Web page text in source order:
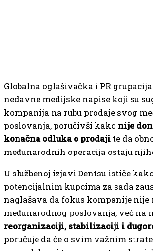
Globalna oglašivačka i PR grupacija
nedavne medijske napise koji su
kompanija na rubu prodaje svog
poslovanja, poručivši kako nije
konačna odluka o prodaji te da
međunarodnih operacija ostaju
U službenoj izjavi Dentsu ističe
potencijalnim kupcima za sada
naglašava da fokus kompanije nije
međunarodnog poslovanja, već na
reorganizaciji, stabilizaciji i
poručuje da će o svim važnim